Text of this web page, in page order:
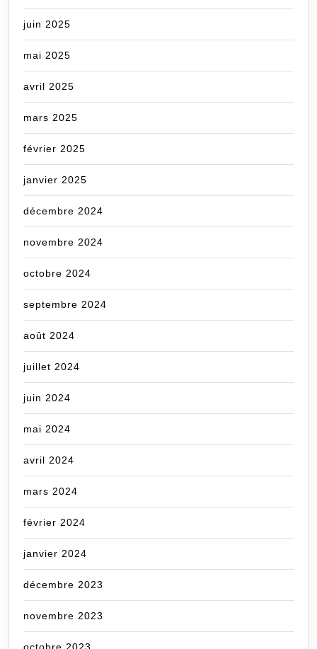
juin 2025
mai 2025
avril 2025
mars 2025
février 2025
janvier 2025
décembre 2024
novembre 2024
octobre 2024
septembre 2024
août 2024
juillet 2024
juin 2024
mai 2024
avril 2024
mars 2024
février 2024
janvier 2024
décembre 2023
novembre 2023